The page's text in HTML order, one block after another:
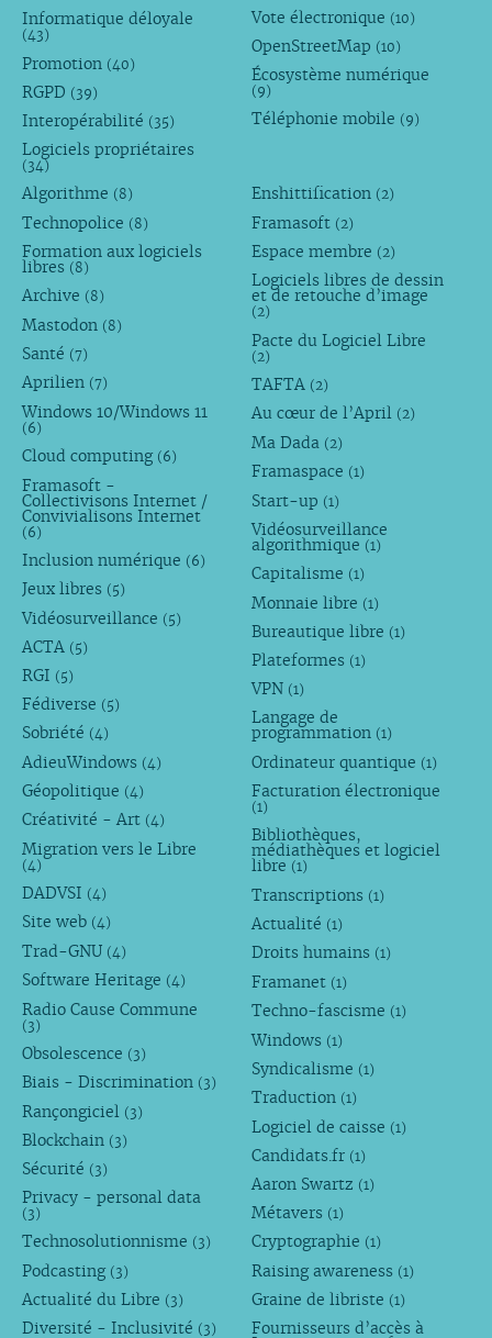
Informatique déloyale
(43)
Promotion (40)
RGPD (39)
Interopérabilité (35)
Logiciels propriétaires
(34)
Vote électronique (10)
OpenStreetMap (10)
Écosystème numérique
(9)
Téléphonie mobile (9)
Algorithme (8)
Technopolice (8)
Formation aux logiciels
libres (8)
Archive (8)
Mastodon (8)
Santé (7)
Aprilien (7)
Windows 10/Windows 11
(6)
Cloud computing (6)
Framasoft -
Collectivisons Internet /
Convivialisons Internet
(6)
Inclusion numérique (6)
Jeux libres (5)
Vidéosurveillance (5)
ACTA (5)
RGI (5)
Fédiverse (5)
Sobriété (4)
AdieuWindows (4)
Géopolitique (4)
Créativité - Art (4)
Migration vers le Libre
(4)
DADVSI (4)
Site web (4)
Trad-GNU (4)
Software Heritage (4)
Radio Cause Commune
(3)
Obsolescence (3)
Biais - Discrimination (3)
Rançongiciel (3)
Blockchain (3)
Sécurité (3)
Privacy - personal data
(3)
Technosolutionnisme (3)
Podcasting (3)
Actualité du Libre (3)
Diversité - Inclusivité (3)
Enshittification (2)
Framasoft (2)
Espace membre (2)
Logiciels libres de dessin
et de retouche d’image
(2)
Pacte du Logiciel Libre
(2)
TAFTA (2)
Au cœur de l’April (2)
Ma Dada (2)
Framaspace (1)
Start-up (1)
Vidéosurveillance
algorithmique (1)
Capitalisme (1)
Monnaie libre (1)
Bureautique libre (1)
Plateformes (1)
VPN (1)
Langage de
programmation (1)
Ordinateur quantique (1)
Facturation électronique
(1)
Bibliothèques,
médiathèques et logiciel
libre (1)
Transcriptions (1)
Actualité (1)
Droits humains (1)
Framanet (1)
Techno-fascisme (1)
Windows (1)
Syndicalisme (1)
Traduction (1)
Logiciel de caisse (1)
Candidats.fr (1)
Aaron Swartz (1)
Métavers (1)
Cryptographie (1)
Raising awareness (1)
Graine de libriste (1)
Fournisseurs d’accès à